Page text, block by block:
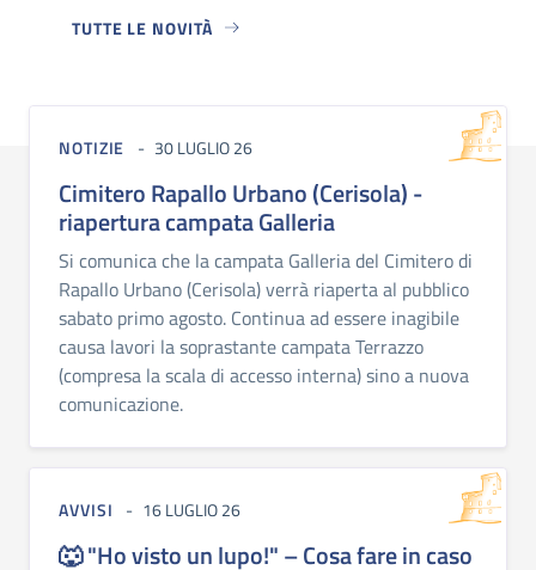
TUTTE LE NOVITÀ
NOTIZIE 30 LUGLIO 26
Cimitero Rapallo Urbano (Cerisola) -
riapertura campata Galleria
Si comunica che la campata Galleria del Cimitero di
Rapallo Urbano (Cerisola) verrà riaperta al pubblico
sabato primo agosto. Continua ad essere inagibile
causa lavori la soprastante campata Terrazzo
(compresa la scala di accesso interna) sino a nuova
comunicazione.
AVVISI 16 LUGLIO 26
🐺 "Ho visto un lupo!" – Cosa fare in caso